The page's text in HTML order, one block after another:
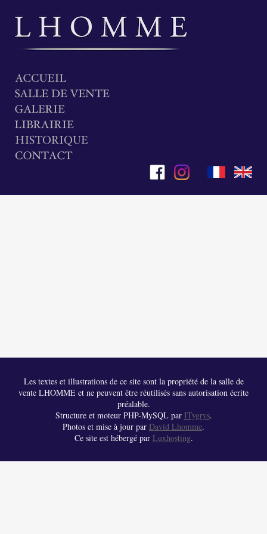
Les textes et illustrations de ce site sont la propriété de la salle de
vente LHOMME et ne peuvent être réutilisés sans autorisation écrite
préalable.
Structure et moteur PHP-MySQL par ITygrys.
Photos et mise à jour par David Lhomme.
Ce site est hébergé par Luxhosting.